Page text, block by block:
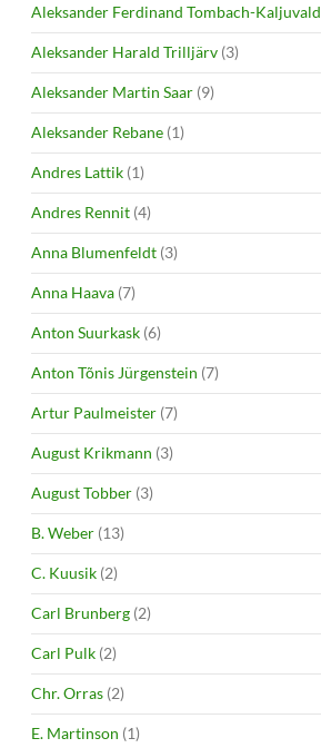
Aleksander Ferdinand Tombach-Kaljuvald
Aleksander Harald Trilljärv (3)
Aleksander Martin Saar (9)
Aleksander Rebane (1)
Andres Lattik (1)
Andres Rennit (4)
Anna Blumenfeldt (3)
Anna Haava (7)
Anton Suurkask (6)
Anton Tõnis Jürgenstein (7)
Artur Paulmeister (7)
August Krikmann (3)
August Tobber (3)
B. Weber (13)
C. Kuusik (2)
Carl Brunberg (2)
Carl Pulk (2)
Chr. Orras (2)
E. Martinson (1)